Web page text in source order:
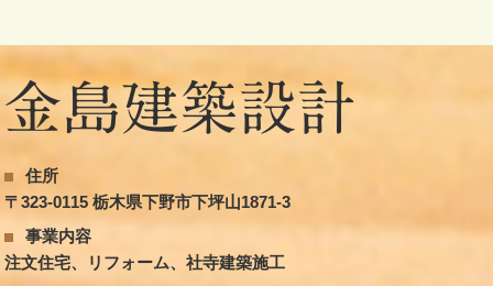
住所
〒323-0115 栃木県下野市下坪山1871-3
事業内容
注文住宅、リフォーム、社寺建築施工